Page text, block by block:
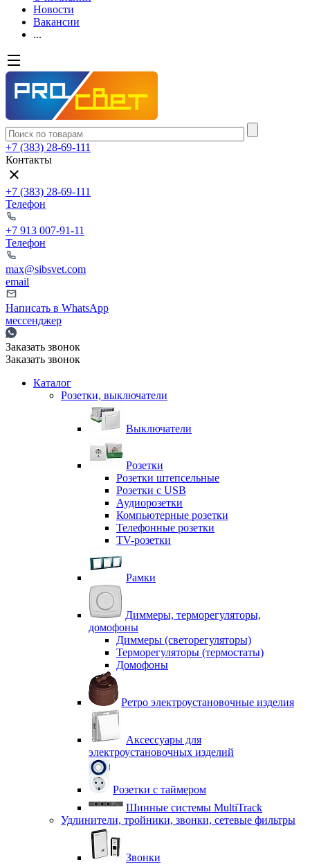
Новости
Вакансии
...
+7 (383) 28-69-111
Контакты
+7 (383) 28-69-111
Телефон
+7 913 007-91-11
Телефон
max@sibsvet.com
email
Написать в WhatsApp
мессенджер
Заказать звонок
Заказать звонок
Каталог
Розетки, выключатели
Выключатели
Розетки
Розетки штепсельные
Розетки с USB
Аудиорозетки
Компьютерные розетки
Телефонные розетки
TV-розетки
Рамки
Диммеры, терморегуляторы,
домофоны
Диммеры (светорегуляторы)
Терморегуляторы (термостаты)
Домофоны
Ретро электроустановочные изделия
Аксессуары для
электроустановочных изделий
Розетки с таймером
Шинные системы MultiTrack
Удлинители, тройники, звонки, сетевые фильтры
Звонки